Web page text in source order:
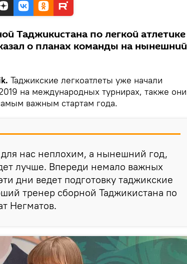
Таджикистана по легкой атлетике
о планах команды на нынешний
Таджикские легкоатлеты уже начали
на международных турнирах, также они
важным стартам года.
нас неплохим, а нынешний год,
лучше. Впереди немало важных
дни ведет подготовку таджикские
тренер сборной Таджикистана по
Негматов.